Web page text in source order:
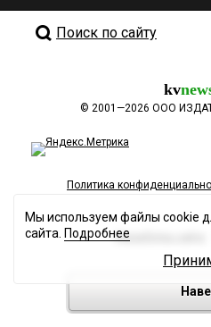
Поиск по сайту
kv
© 2001—2026 ООО
Политика
Разработка сайта
Мы используем файлы cookie
сайта. Подробнее